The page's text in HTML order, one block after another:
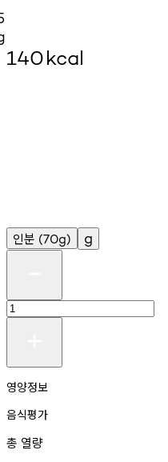
140kcal
인분 (70g) g
영양정보
음식평가
총 열량